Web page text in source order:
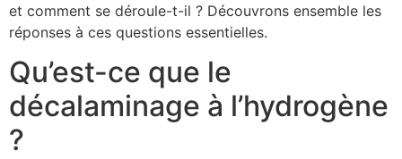
et comment se déroule-t-il ? Découvrons ensemble les
réponses à ces questions essentielles.
Qu’est-ce que le
décalaminage à l’hydrogène
?